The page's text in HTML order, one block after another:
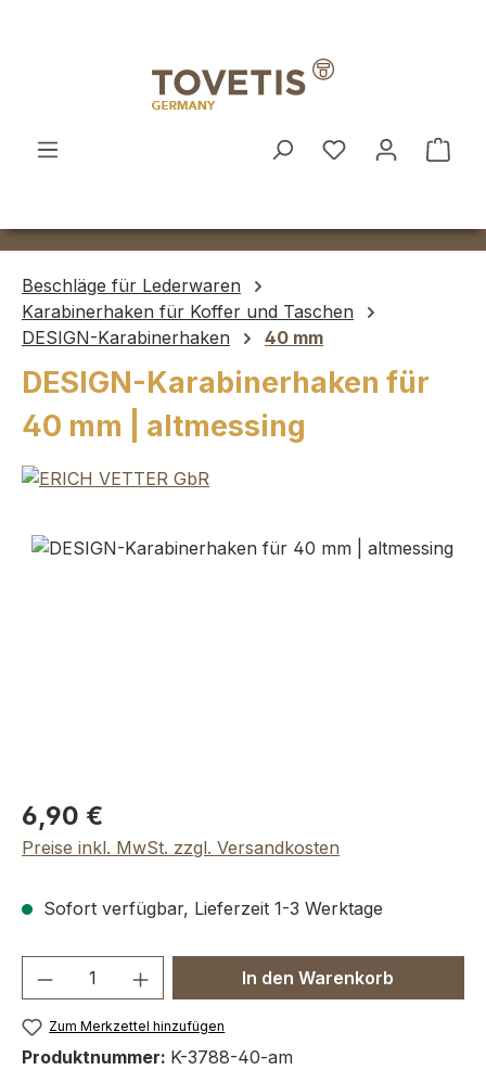
Beschläge für Lederwaren
Karabinerhaken für Koffer und Taschen
DESIGN-Karabinerhaken
40 mm
DESIGN-Karabinerhaken für
40 mm | altmessing
Bildergalerie überspringen
Regulärer Preis:
6,90 €
Preise inkl. MwSt. zzgl. Versandkosten
Sofort verfügbar, Lieferzeit 1-3 Werktage
Produkt Anzahl: Gib denIn den Warenkorb
Zum Merkzettel hinzufügen
Produktnummer: K-3788-40-am